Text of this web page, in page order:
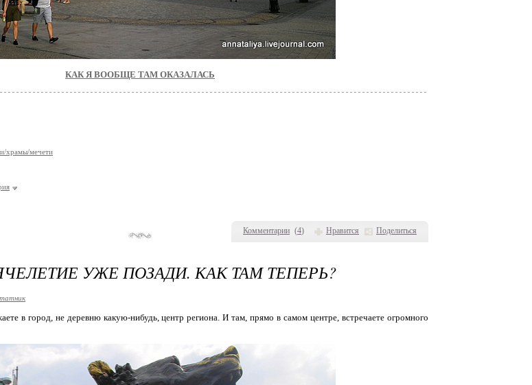
Комментарии (4) Нравится Поделиться
КАК Я ВООБЩЕ ТАМ ОКАЗАЛАСЬ
храмы/мечети
УЖЕ ПОЗАДИ. КАК ТАМ ТЕПЕРЬ?
в город, не деревню какую-нибудь, центр региона. И там, прямо в самом центре, встречаете огромного